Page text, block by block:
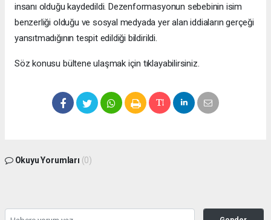
insanı olduğu kaydedildi. Dezenformasyonun sebebinin isim
benzerliği olduğu ve sosyal medyada yer alan iddiaların gerçeği
yansıtmadığının tespit edildiği bildirildi.
Söz konusu bültene ulaşmak için tıklayabilirsiniz.
Okuyu Yorumları (0)